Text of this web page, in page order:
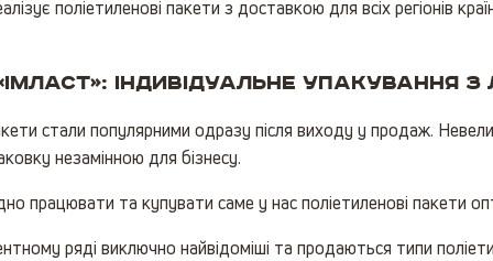
поліетиленові пакети з доставкою для всіх регіонів
індивідуальне упакування
стали популярними одразу після виходу у продаж.
незамінною для бізнесу.
працювати та купувати саме у нас поліетиленові пакети
ряді виключно найвідоміші та продаються типи